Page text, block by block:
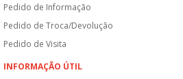
Pedido de Informação
Pedido de Troca/Devolução
Pedido de Visita
INFORMAÇÃO ÚTIL